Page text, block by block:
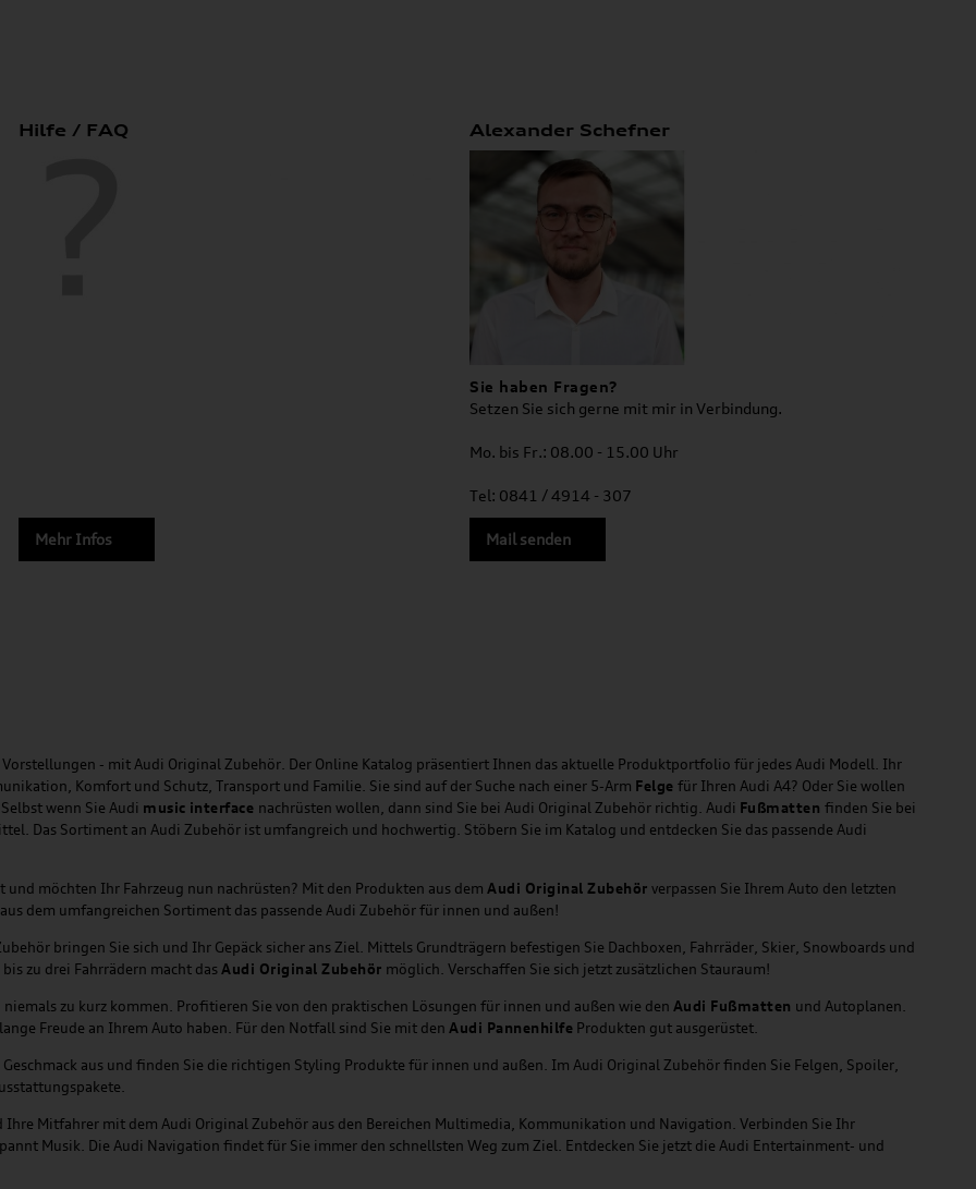
Hilfe / FAQ
Mehr Infos
Alexander Schefner
Sie haben Fragen?
Setzen Sie sich gerne mit mir in Verbindung.
Mo. bis Fr.: 08.00 - 15.00 Uhr
Tel: 0841 / 4914 - 307
Mail senden
- mit Audi Original Zubehör. Der Online Katalog präsentiert Ihnen das aktuelle Produktportfolio für jedes Audi Modell. Ihr
Komfort und Schutz, Transport und Familie. Sie sind auf der Suche nach einer 5-Arm Felge für Ihren Audi A4? Oder Sie wollen
wenn Sie Audi music interface nachrüsten wollen, dann sind Sie bei Audi Original Zubehör richtig. Audi Fußmatten finden Sie bei
Das Sortiment an Audi Zubehör ist umfangreich und hochwertig. Stöbern Sie im Katalog und entdecken Sie das passende Audi
möchten Ihr Fahrzeug nun nachrüsten? Mit den Produkten aus dem Audi Original Zubehör verpassen Sie Ihrem Auto den letzten
dem umfangreichen Sortiment das passende Audi Zubehör für innen und außen!
bringen Sie sich und Ihr Gepäck sicher ans Ziel. Mittels Grundträgern befestigen Sie Dachboxen, Fahrräder, Skier, Snowboards und
zu drei Fahrrädern macht das Audi Original Zubehör möglich. Verschaffen Sie sich jetzt zusätzlichen Stauraum!
zu kurz kommen. Profitieren Sie von den praktischen Lösungen für innen und außen wie den Audi Fußmatten und Autoplanen.
Freude an Ihrem Auto haben. Für den Notfall sind Sie mit den Audi Pannenhilfe Produkten gut ausgerüstet.
aus und finden Sie die richtigen Styling Produkte für innen und außen. Im Audi Original Zubehör finden Sie Felgen, Spoiler,
Mitfahrer mit dem Audi Original Zubehör aus den Bereichen Multimedia, Kommunikation und Navigation. Verbinden Sie Ihr
Musik. Die Audi Navigation findet für Sie immer den schnellsten Weg zum Ziel. Entdecken Sie jetzt die Audi Entertainment- und